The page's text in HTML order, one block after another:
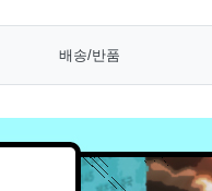
배송/반품